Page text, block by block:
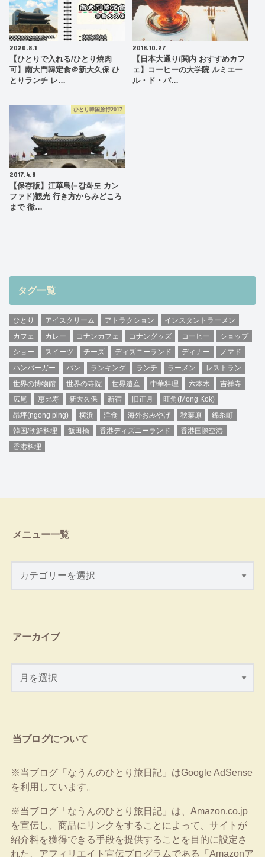
2020.8.1
【ひとりで入れる/ひとり焼肉
可】南大門韓定食＠新大久保 ひ
とりランチ レ…
2018.10.27
【日本大通り/関内 おすすめカフ
ェ】コーヒーの大学院 ルミエー
ル・ド・パ…
ひとり韓国旅行2017
2017.4.8
【保存版】江華島(=강화도 カン
ファド)観光 行き方からみどころ
まで 徹…
タグ一覧
ひとり アイスクリーム アトラクション
インスタントラーメン
カフェ
カレー コナンカフェ コナングッズ コーヒー
ショップ
ショー
スイーツ チーズ ディズニーランド ディナー
ノマド
ハンバーガー
パン ランキング ランチ ラーメン
レストラン
世界の博物館
世界の寺院 世界遺産 中華料理 六本木
吉祥寺
広尾
恵比寿 新大久保 新宿 旧正月
旺角(Mong Kok)
昂坪(ngong ping)
横浜 洋食 海外おみやげ 秋葉原
錦糸町
韓国/朝鮮料理
飯田橋 香港ディズニーランド
香港国際空港
香港料理
メニュー一覧
アーカイブ
当ブログについて
※当ブログ「なうんのひとり旅日記」はGoogle AdSense
を利用しています。
※当ブログ「なうんのひとり旅日記」は、Amazon.co.jp
を宣伝し、商品にリンクをすることによって、サイトが
紹介料を獲得できる手段を提供することを目的に設定さ
れた、アフィリエイト宣伝プログラムである「Amazonア